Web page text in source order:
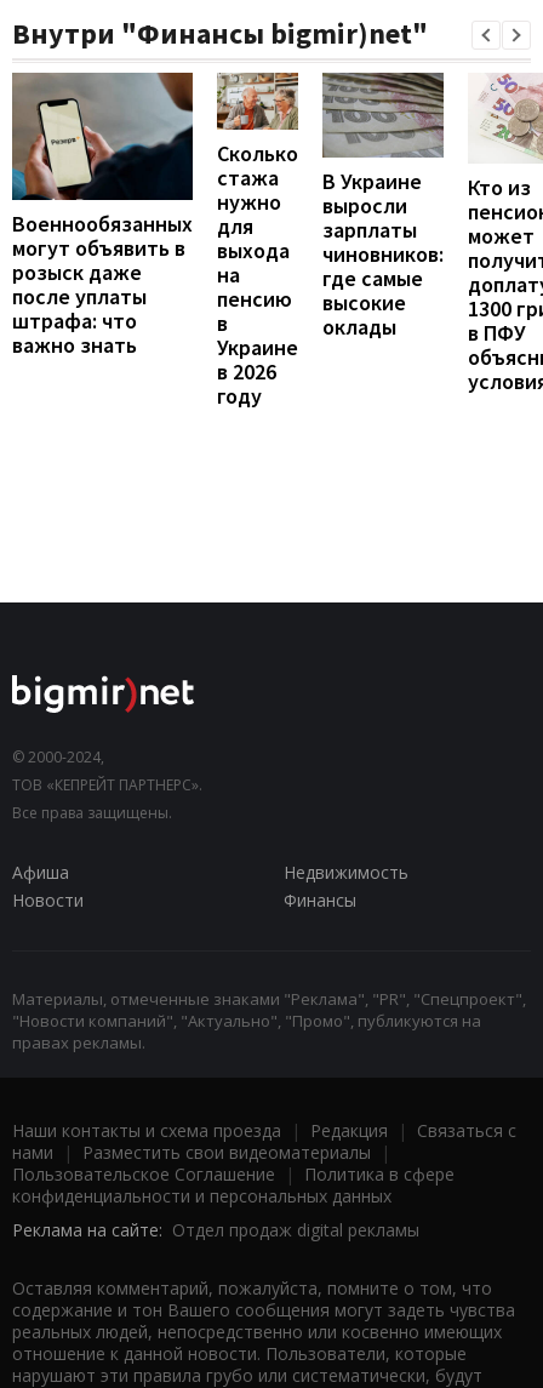
Внутри "Финансы bigmir)net"
Военнообязанных
могут объявить в
розыск даже
после уплаты
штрафа: что
важно знать
Сколько
стажа
нужно
для
выхода
на
пенсию
в
Украине
в 2026
году
В Украине
выросли
зарплаты
чиновников:
где самые
высокие
оклады
Кто из
может
1300
в ПФУ
© 2000-2024,
ТОВ «КЕПРЕЙТ ПАРТНЕРС».
Все права защищены.
Афиша
Недвижимость
Новости
Финансы
Материалы, отмеченные знаками "Реклама", "PR", "Спецпроект",
"Новости компаний", "Актуально", "Промо", публикуются на
правах рекламы.
Наши контакты и схема проезда | Редакция | Связаться с
нами | Разместить свои видеоматериалы |
Пользовательское Соглашение |
Политика в сфере
конфиденциальности и персональных данных
Реклама на сайте: Отдел продаж digital рекламы
Оставляя комментарий, пожалуйста, помните о том, что
содержание и тон Вашего сообщения могут задеть чувства
реальных людей, непосредственно или косвенно имеющих
отношение к данной новости. Пользователи, которые
нарушают эти правила грубо или систематически, будут